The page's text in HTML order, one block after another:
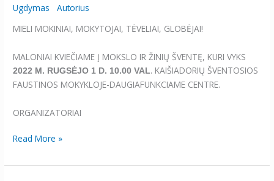
Ugdymas Autorius
MIELI MOKINIAI, MOKYTOJAI, TĖVELIAI, GLOBĖJAI!
MALONIAI KVIEČIAME Į MOKSLO IR ŽINIŲ ŠVENTĘ, KURI VYKS
2022 M. RUGSĖJO 1 D. 10.00 VAL. KAIŠIADORIŲ ŠVENTOSIOS
FAUSTINOS MOKYKLOJE-DAUGIAFUNKCIAME CENTRE.
ORGANIZATORIAI
osios
šventę!
Read More »